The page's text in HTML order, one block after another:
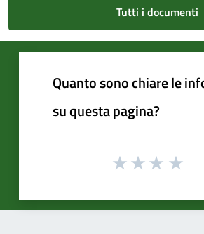
Tutti i documenti
Quanto sono chiare le
su questa pagina?